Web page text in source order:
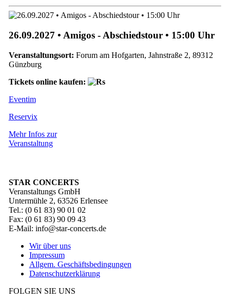
26.09.2027 • Amigos - Abschiedstour • 15:00 Uhr
Veranstaltungsort: Forum am Hofgarten, Jahnstraße 2, 89312
Günzburg
Tickets online kaufen:
Eventim
Reservix
Mehr Infos zur
Veranstaltung
STAR CONCERTS
Veranstaltungs GmbH
Untermühle 2, 63526 Erlensee
Tel.: (0 61 83) 90 01 02
Fax: (0 61 83) 90 09 43
E-Mail: info@star-concerts.de
Wir über uns
Impressum
Allgem. Geschäftsbedingungen
Datenschutzerklärung
FOLGEN SIE UNS